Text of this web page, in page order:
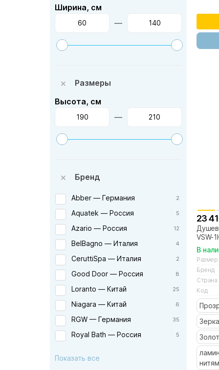
Ширина, см
—
Размеры
Высота, см
—
Бренд
Abber — Германия 2
Aquatek — Россия 5
Azario — Россия 12
BelBagno — Италия 4
CeruttiSpa — Италия 2
Good Door — Россия 8
Loranto — Китай 25
Niagara — Китай 6
RGW — Германия 35
Royal Bath — Россия 5
Показать все
23
VSW-
В
Размер
Бренд
Страна
Код